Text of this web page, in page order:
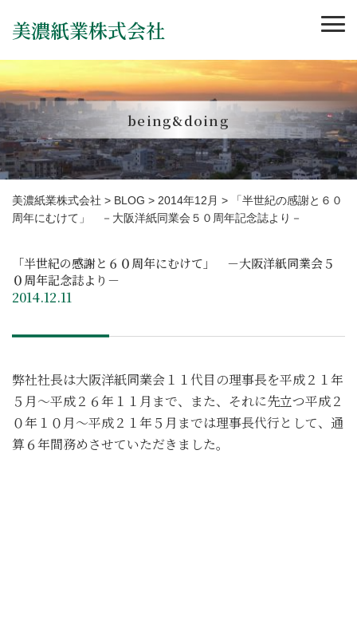
美濃紙業株式会社
being&doing
美濃紙業株式会社 > BLOG > 2014年12月 >
「半世紀の感謝と６０
周年にむけて」 －大阪洋紙同業会５０周年記念誌より－
2014.12.11
「半世紀の感謝と６０周年にむけて」 －大阪洋紙同業会５
０周年記念誌より－
弊社社長は大阪洋紙同業会１１代目の理事長を平成２１年
５月～平成２６年１１月まで、また、それに先立つ平成２
０年１０月～平成２１年５月までは理事長代行として、通
算６年間務めさせていただきました。